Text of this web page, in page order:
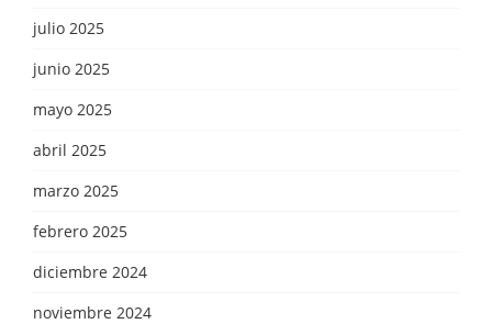
julio 2025
junio 2025
mayo 2025
abril 2025
marzo 2025
febrero 2025
diciembre 2024
noviembre 2024